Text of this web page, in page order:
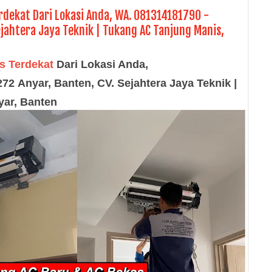
Dari Lokasi Anda, WA. 081314181790 -
Jaya Teknik | Tukang AC Tanjung Manis,
Terdekat Dari Lokasi Anda,
Anyar, Banten, CV. Sejahtera Jaya Teknik |
, Banten